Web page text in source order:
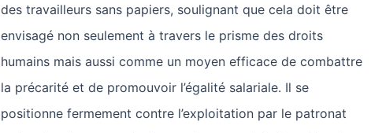
des travailleurs sans papiers, soulignant que cela doit être
envisagé non seulement à travers le prisme des droits
humains mais aussi comme un moyen efficace de combattre
la précarité et de promouvoir l’égalité salariale. Il se
positionne fermement contre l’exploitation par le patronat